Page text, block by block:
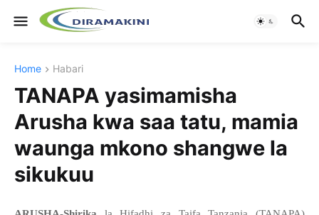
Home Habari
TANAPA yasimamisha
Arusha kwa saa tatu, mamia
waunga mkono shangwe la
sikukuu